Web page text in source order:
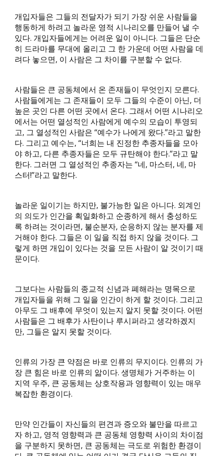
개입자들은 그들의 전달자가 되기 가장 쉬운 사람들을
행동하게 하려고 놀라운 영적 시나리오를 만들어 낼 수
있다. 개입자들에게는 어려운 일이 아니다. 그들은 단순
히 드라마를 무대에 올리고 그 한 가운데 어떤 사람을 데
려다 놓으면, 이 사람은 그 차이를 구분할 수 없다.
사람들은 큰 공동체에서 온 존재들이 무엇인지 모른다.
사람들에게는 그 존재들이 모두 그들의 수준이 아닌, 더
높은 곳인 다른 어떤 곳에서 온다. 그래서 어떤 시나리오
에서는 어떤 열성적인 사람에게 예수의 모습이 투영되
고, 그 열성적인 사람은 “예수가 나에게 왔다.”라고 말한
다. 그리고 예수는, “너희는 내 진정한 추종자들을 모아
야 하고, 다른 추종자들은 모두 규탄해야 한다.”라고 말
한다. 그러면 그 열성적인 추종자는 “네, 마스터, 네, 마
스터!”라고 말한다.
놀라운 일이기는 하지만, 불가능한 일은 아니다. 외계인
의 의도가 인간을 획일화하고 순종하게 해서 충성하도
록 하려는 것이라면, 불순분자, 순응하지 않는 분자를 제
거해야 한다. 그들은 이 일을 직접 하지 않을 것이다. 그
렇게 하면 개입이 있다는 것을 모든 사람이 알 것이기 때
문이다.
그보다는 사람들의 종교적 신념과 폐해라는 명목으로
개입자들을 위해 그 일을 인간이 하게 할 것이다. 그리고
아무도 그 배후에 무엇이 있는지 알지 못할 것이다. 어떤
사람들은 그 배후가 사탄이나 루시퍼라고 생각하겠지
만, 그들은 알지 못할 것이다.
인류의 가장 큰 약점은 바로 인류의 무지이다. 인류의 가
장 큰 힘은 바로 인류의 앎이다. 생명체가 거주하는 이
지역 우주, 큰 공동체는 상호작용과 영향력이 있는 매우
복잡한 환경이다.
만약 인간들이 자신들의 편견과 증오와 불만을 따르고
자 하고, 영적 영향력과 큰 공동체 영향력 사이의 차이점
을 구분하지 못하면, 큰 공동체는 극도로 위험한 환경이